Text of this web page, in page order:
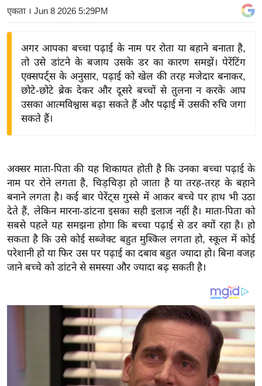
ज़
ने
द्यो
शे
ष
ज्ञ
रा
य
ब
ज
ट
ल
एकता । Jun 8 2026 5:29PM
अगर आपका बच्चा पढ़ाई के नाम पर रोता या बहाने बनाता है,
तो उसे डांटने के बजाय उसके डर का कारण समझें। पेरेंटिंग
एक्सपर्ट्स के अनुसार, पढ़ाई को खेल की तरह मजेदार बनाकर,
छोटे-छोटे ब्रेक देकर और दूसरे बच्चों से तुलना न करके आप
उसका आत्मविश्वास बढ़ा सकते हैं और पढ़ाई में उसकी रुचि जगा
सकते हैं।
अक्सर माता-पिता की यह शिकायत होती है कि उनका बच्चा पढ़ाई के
नाम पर रोने लगता है, चिड़चिड़ा हो जाता है या तरह-तरह के बहाने
बनाने लगता है। कई बार पेरेंट्स गुस्से में आकर बच्चे पर हाथ भी उठा
देते हैं, लेकिन मारना-डांटना इसका सही इलाज नहीं है। माता-पिता को
सबसे पहले यह समझना होगा कि बच्चा पढ़ाई से डर क्यों रहा है। हो
सकता है कि उसे कोई सब्जेक्ट बहुत मुश्किल लगता हो, स्कूल में कोई
परेशानी हो या फिर उस पर पढ़ाई का दबाव बहुत ज्यादा हो। बिना वजह
जाने बच्चे को डांटने से समस्या और ज्यादा बढ़ सकती है।